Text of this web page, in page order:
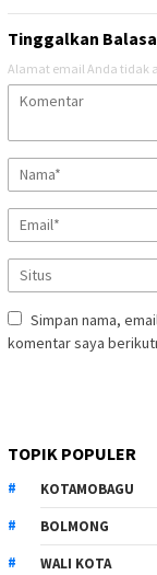
Tinggalkan
Alamat email Anda tidak
Simpan nama,
komentar saya
TOPIK POPULER
KOTAMOBAGU
BOLMONG
WALI KOTA